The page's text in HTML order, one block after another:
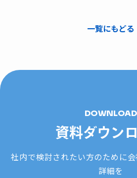
一覧にもどる
DOWNLOAD
資料ダウン
社内で検討されたい方のために
詳細を